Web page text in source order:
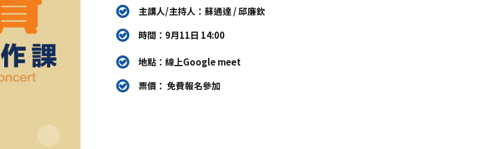
主講人/主持人：蘇通達 / 邱廉欽
時間： 9月11日 14:00
地點：線上Google meet
票價： 免費報名參加